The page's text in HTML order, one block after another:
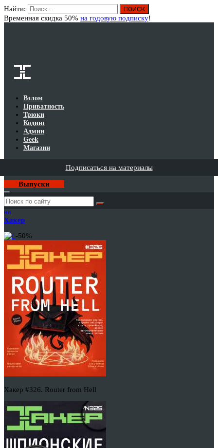
Найти:
Временная скидка 50% на годовую подписку!
Взлом
Приватность
Трюки
Кодинг
Админ
Geek
Магазин
Подписаться на материалы
Выпуски
Годовая
подписка
на
Хакер
-50%
Хакер #326. Router from Hell